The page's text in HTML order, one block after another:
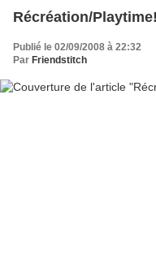
Récréation/Playtime!
Publié le 02/09/2008 à 22:32
Par Friendstitch